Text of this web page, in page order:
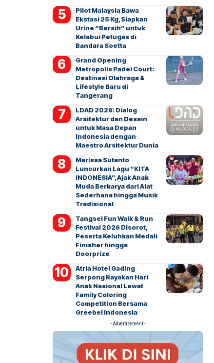
Pilot Malaysia Bawa
Ekstasi 25 Kg, Siapkan
Urine “Bersih” untuk
Kelabui Petugas di
Bandara Soetta
Grand Opening
Metropolis Padel Court:
Destinasi Olahraga &
Lifestyle Baru di
Tangerang
LDAD 2026: Dialog
Arsitektur dan Desain
untuk Masa Depan
Indonesia dengan
Maestro Arsitektur Dunia
Marissa Sutanto
Luncurkan Lagu “KITA
INDONESIA”, Ajak Anak
Muda Berkarya dari Alat
Sederhana hingga Musik
Tradisional
Tangsel Fun Walk & Run
Festival 2026 Disorot,
Peserta Keluhkan Medali
Finisher hingga
Doorprize
Atria Hotel Gading
Serpong Rayakan Hari
Anak Nasional Lewat
Family Coloring
Competition Bersama
Greebel Indonesia
- Advertisement -